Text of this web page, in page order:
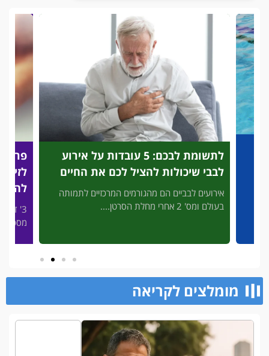
לתשומת לבכם: 5 עובדות על אירוע
להציל לכם את החיים
מהגורמים המרכזיים לתמותה
פריצת דרך מהפכנית:
לזיהוי מהיר של התקפי לב
להציל לכם את החיים
3' דק קריאה המחשבה שהיקרים לנו
מסכן חיים, ללא עזרה מיידית,...
מומלצים לקריאה​